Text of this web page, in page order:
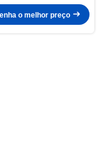
Serviço de venda
o melhor preço